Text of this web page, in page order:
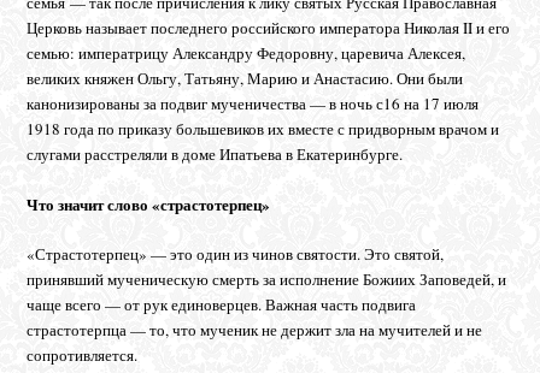
Церковь называет последнего российского императора Николая II и его
семью: императрицу Александру Федоровну, царевича Алексея,
великих княжен Ольгу, Татьяну, Марию и Анастасию. Они были
канонизированы за подвиг мученичества — в ночь с16 на 17 июля
1918 года по приказу большевиков их вместе с придворным врачом и
слугами расстреляли в доме Ипатьева в Екатеринбурге.
Что значит слово «страстотерпец»
«Страстотерпец» — это один из чинов святости. Это святой,
принявший мученическую смерть за исполнение Божиих Заповедей, и
чаще всего — от рук единоверцев. Важная часть подвига
страстотерпца — то, что мученик не держит зла на мучителей и не
сопротивляется.